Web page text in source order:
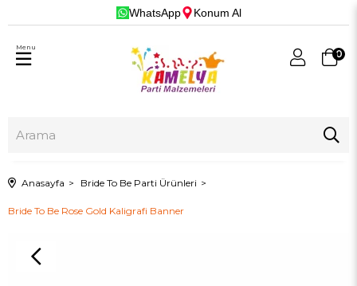
WhatsApp Konum Al
0
Menu
Anasayfa Bride To Be Parti Ürünleri
Bride To Be Rose Gold Kaligrafi Banner